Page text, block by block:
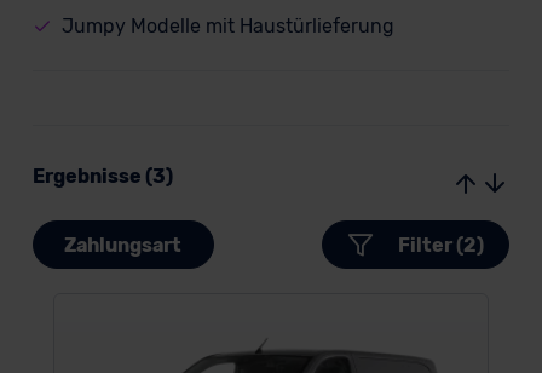
Jumpy Modelle mit Haustürlieferung
Ergebnisse (3)
Zahlungsart Filter (2)